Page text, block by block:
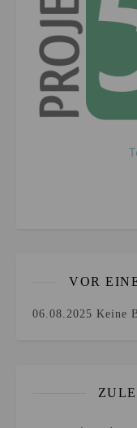
VOR
06.08.2025 Keine